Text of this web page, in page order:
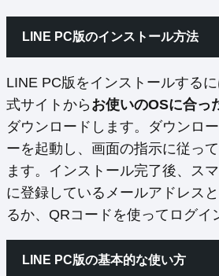
LINE PC版のインストール方法
LINE PC版をインストールする
式サイトから お使いのOSに合っ
ダウンロードします。ダウンロ
ーを起動し、画面の指示に従っ
ます。インストール完了後、ス
に登録しているメールアドレス
るか、QRコードを使ってログイ
LINE PC版の基本的な使い方